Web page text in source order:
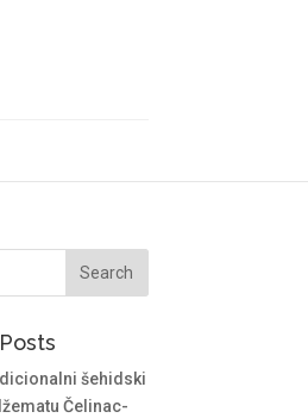
šehidski
Čelinac-